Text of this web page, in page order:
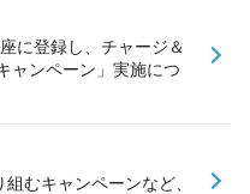
に登録し、チャージ＆
ャンペーン」実施につ
むキャンペーンなど、